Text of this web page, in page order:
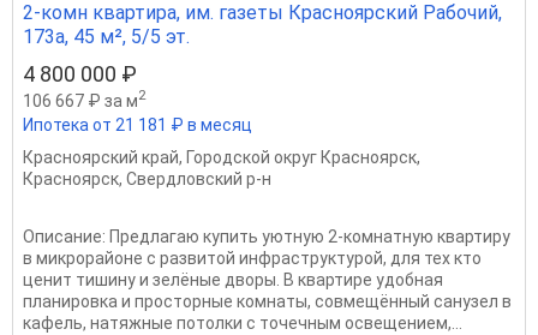
2-комн квартира, им. газеты Красноярский Рабочий,
173а, 45 м², 5/5 эт.
4 800 000 ₽
106 667 ₽ за м2
Ипотека от 21 181 ₽ в месяц
Красноярский край, Городской округ Красноярск,
Красноярск, Свердловский р-н
Описание: Предлагаю купить уютную 2-комнатную квартиру
в микрорайоне с развитой инфраструктурой, для тех кто
ценит тишину и зелёные дворы. В квартире удобная
планировка и просторные комнаты, совмещённый санузел в
кафель, натяжные потолки с точечным освещением,...